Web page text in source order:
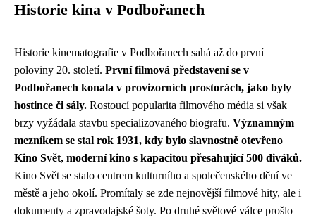
Historie kina v Podbořanech
Historie kinematografie v Podbořanech sahá až do první
poloviny 20. století. První filmová představení se v
Podbořanech konala v provizorních prostorách, jako byly
hostince či sály. Rostoucí popularita filmového média si však
brzy vyžádala stavbu specializovaného biografu. Významným
mezníkem se stal rok 1931, kdy bylo slavnostně otevřeno
Kino Svět, moderní kino s kapacitou přesahující 500 diváků.
Kino Svět se stalo centrem kulturního a společenského dění ve
městě a jeho okolí. Promítaly se zde nejnovější filmové hity, ale i
dokumenty a zpravodajské šoty. Po druhé světové válce prošlo